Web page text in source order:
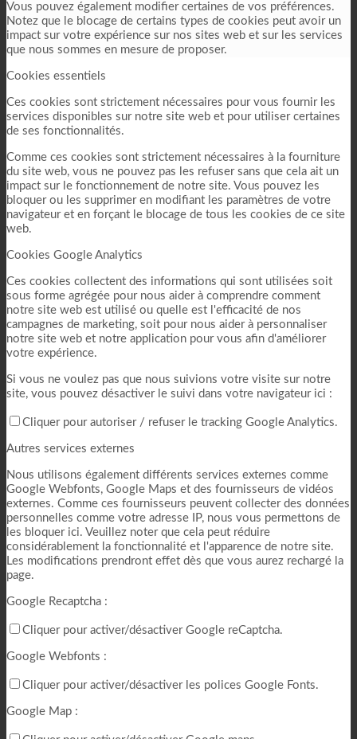
Vous pouvez également modifier certaines de vos préférences.
Notez que le blocage de certains types de cookies peut avoir un
impact sur votre expérience sur nos sites web et sur les services
que nous sommes en mesure de proposer.
Cookies essentiels
Ces cookies sont strictement nécessaires pour vous fournir les
services disponibles sur notre site web et pour utiliser certaines
de ses fonctionnalités.
Comme ces cookies sont strictement nécessaires à la fourniture
du site web, vous ne pouvez pas les refuser sans que cela ait un
impact sur le fonctionnement de notre site. Vous pouvez les
bloquer ou les supprimer en modifiant les paramètres de votre
navigateur et en forçant le blocage de tous les cookies de ce site
web.
Cookies Google Analytics
Ces cookies collectent des informations qui sont utilisées soit
sous forme agrégée pour nous aider à comprendre comment
notre site web est utilisé ou quelle est l'efficacité de nos
campagnes de marketing, soit pour nous aider à personnaliser
notre site web et notre application pour vous afin d'améliorer
votre expérience.
Si vous ne voulez pas que nous suivions votre visite sur notre
site, vous pouvez désactiver le suivi dans votre navigateur ici :
Cliquer pour autoriser / refuser le tracking Google Analytics.
Autres services externes
Nous utilisons également différents services externes comme
Google Webfonts, Google Maps et des fournisseurs de vidéos
externes. Comme ces fournisseurs peuvent collecter des données
personnelles comme votre adresse IP, nous vous permettons de
les bloquer ici. Veuillez noter que cela peut réduire
considérablement la fonctionnalité et l'apparence de notre site.
Les modifications prendront effet dès que vous aurez rechargé la
page.
Google Recaptcha :
Cliquer pour activer/désactiver Google reCaptcha.
Google Webfonts :
Cliquer pour activer/désactiver les polices Google Fonts.
Google Map :